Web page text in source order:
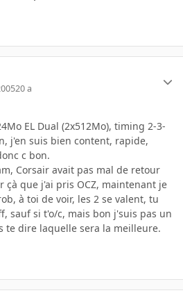
20 a
EL Dual (2x512Mo), timing 2-3-
j'en suis bien content, rapide,
c bon.
Corsair avait pas mal de retour
çà que j'ai pris OCZ, maintenant je
à toi de voir, les 2 se valent, tu
sauf si t'o/c, mais bon j'suis pas un
te dire laquelle sera la meilleure.